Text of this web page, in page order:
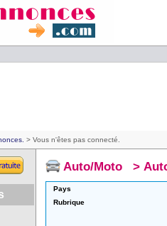
> Vous n'êtes pas connecté.
Auto/Moto >
Pays
Rubrique